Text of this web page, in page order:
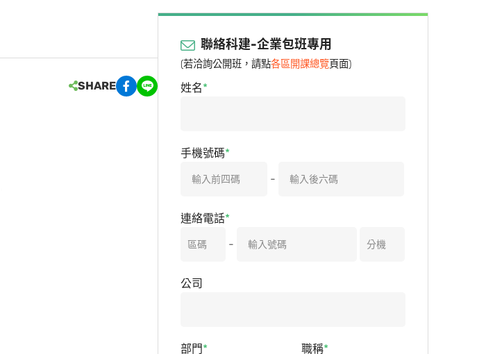
SHARE
聯絡科建-企業包班專用
(若洽詢公開班，請點各區開課總覽頁面)
姓名
手機號碼
-
連絡電話
-
公司
部門 職稱